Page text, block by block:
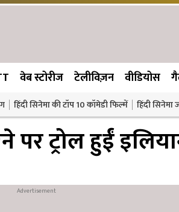
वेब स्टोरीज टेलीविज़न वीडियोस
हिंदी सिनेमा की टॉप 10 कॉमेडी फिल्में हिंदी
ट्रोल हुईं